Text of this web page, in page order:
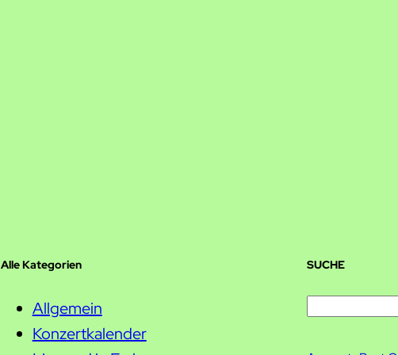
Alle Kategorien
Allgemein
Konzertkalender
SUCHE